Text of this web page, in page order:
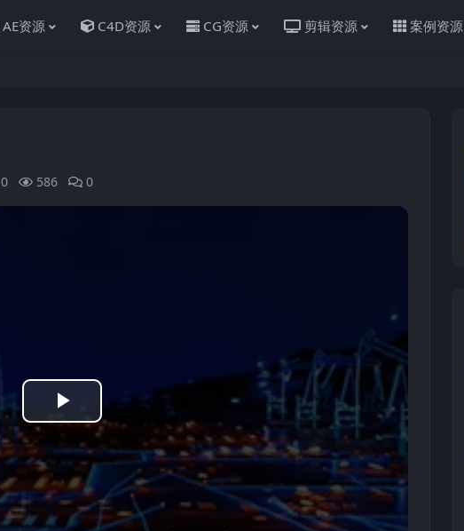
AE资源 C4D资源 CG资源 剪辑资源 案例资源
0 586 0
Play
Video